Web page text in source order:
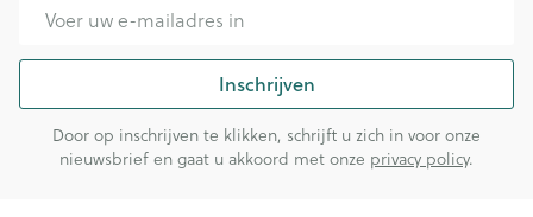
Inschrijven
Door op inschrijven te klikken, schrijft u zich in voor onze
nieuwsbrief en gaat u akkoord met onze privacy policy.